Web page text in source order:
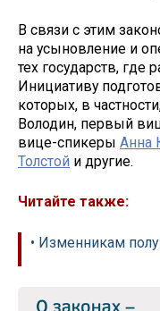
В связи с этим
на усыновление и
тех государств, где
Инициативу
которых, в
Володин, первый
вице-спикеры Анна
Толстой и другие.
Читайте также:
• Изменникам